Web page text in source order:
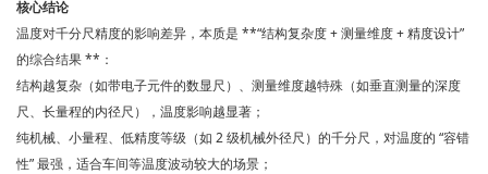
核心结论
温度对千分尺精度的影响差异，本质是 **“结构复杂度 + 测量维度 + 精度设计”
的综合结果 **：
结构越复杂（如带电子元件的数显尺）、测量维度越特殊（如垂直测量的深度
尺、长量程的内径尺），温度影响越显著；
纯机械、小量程、低精度等级（如 2 级机械外径尺）的千分尺，对温度的 “容错
性” 最强，适合车间等温度波动较大的场景；